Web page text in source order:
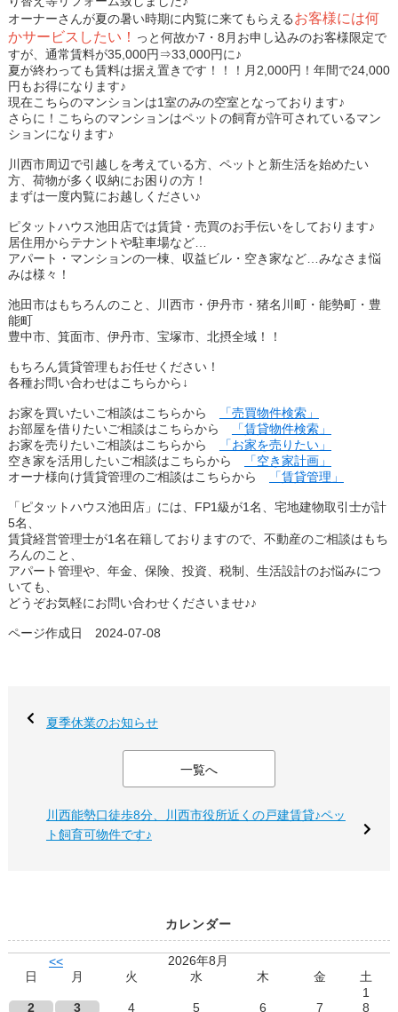
オーナーさんが夏の暑い時期に内覧に来てもらえるお客様には何
かサービスしたい！ っと何故か7・8月お申し込みのお客様限定で
すが、通常賃料が35,000円⇒33,000円に♪
夏が終わっても賃料は据え置きです！！！月2,000円！年間で24,000
円もお得になります♪
現在こちらのマンションは1室のみの空室となっております♪
さらに！こちらのマンションはペットの飼育が許可されているマン
ションになります♪
川西市周辺で引越しを考えている方、ペットと新生活を始めたい
方、荷物が多く収納にお困りの方！
まずは一度内覧にお越しください♪
ピタットハウス池田店では賃貸・売買のお手伝いをしております♪
居住用からテナントや駐車場など…
アパート・マンションの一棟、収益ビル・空き家など…みなさま悩
みは様々！
池田市はもちろんのこと、川西市・伊丹市・猪名川町・能勢町・豊
能町
豊中市、箕面市、伊丹市、宝塚市、北摂全域！！
もちろん賃貸管理もお任せください！
各種お問い合わせはこちらから ↓
お家を買いたいご相談はこちらから
「売買物件検索」
お部屋を借りたいご相談はこちらから
「賃貸物件検索」
お家を売りたいご相談はこちらから
「お家を売りたい」
空き家を活用したいご相談はこちらから
「空き家計画」
オーナ様向け賃貸管理のご相談はこちらから
「賃貸管理」
「ピタットハウス池田店」には、FP1級が1名、宅地建物取引士が計
5名、
賃貸経営管理士が1名在籍しておりますので、不動産のご相談はもち
ろんのこと、
アパート管理や、年金、保険、投資、税制、生活設計のお悩みにつ
いても、
どうぞお気軽にお問い合わせくださいませ♪♪
ページ作成日 2024-07-08
夏季休業のお知らせ
一覧へ
川西能勢口徒歩8分、川西市役所近くの戸建賃貸♪ペッ
ト飼育可物件です♪
カレンダー
<<
2026年8月
日
月 火 水 木 金
土
1
2
3 4 5 6 7 8